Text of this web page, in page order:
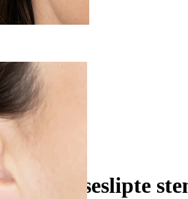
stener
marquiseslipte